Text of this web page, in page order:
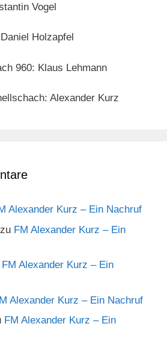
Vogel
Holzapfel
960: Klaus Lehmann
Alexander Kurz
Alexander Kurz – Ein Nachruf
zu FM Alexander Kurz – Ein
FM Alexander Kurz – Ein
Alexander Kurz – Ein Nachruf
FM Alexander Kurz – Ein